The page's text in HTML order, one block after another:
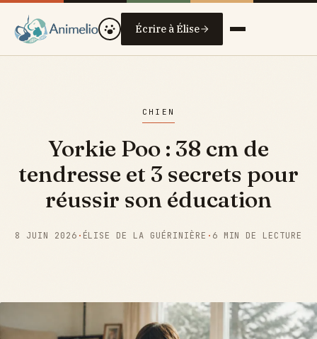
Écrire à Élise
CHIEN
Yorkie Poo : 38 cm de
tendresse et 3 secrets pour
réussir son éducation
8 JUIN 2026 · ÉLISE DE LA GUÉRINIÈRE · 6 MIN DE LECTURE